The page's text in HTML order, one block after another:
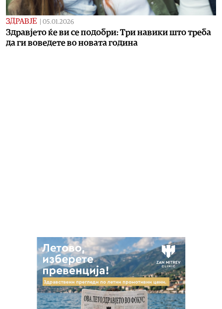
ЗДРАВЈЕ 05.01.2026
Здравјето ќе ви се подобри: Три навики што треба
да ги воведете во новата година